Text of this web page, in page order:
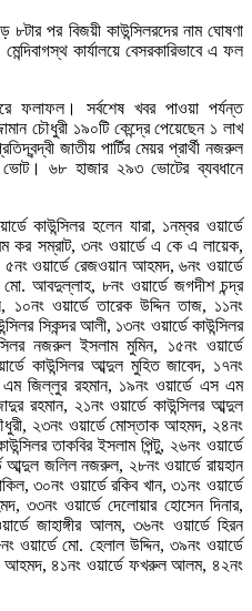
পর বিজয়ী কাউন্সিলরদের নাম ঘোষণা
কার্যালয়ে বেসরকারিভাবে এ ফল
ফলাফল। সর্বশেষ খবর পাওয়া পর্যন্ত
চৌধুরী ১৯০টি কেন্দ্রে পেয়েছেন ১ লাখ
জাতীয় পার্টির মেয়র প্রার্থী নজরুল
৬৮ হাজার ২৯৩ ভোটের ব্যবধানে
কাউন্সিলর হলেন যারা, ১নম্বর ওয়ার্ডে
কর সম্রাট, ৩নং ওয়ার্ডে এ কে এ লায়েক,
ওয়ার্ডে রেজওয়ান আহমদ, ৬নং ওয়ার্ডে
মো. আবদুল্লাহ, ৮নং ওয়ার্ডে জগদীশ চন্দ্র
১০নং ওয়ার্ডে তারেক উদ্দিন তাজ, ১১নং
সিকন্দর আলী, ১৩নং ওয়ার্ডে কাউন্সিলর
নজরুল ইসলাম মুমিন, ১৫নং ওয়ার্ডে
কাউন্সিলর আব্দুল মুহিত জাবেদ, ১৭নং
এম জিল্লুর রহমান, ১৯নং ওয়ার্ডে এস এম
রহমান, ২১নং ওয়ার্ডে কাউন্সিলর আব্দুল
২৩নং ওয়ার্ডে মোস্তাক আহমদ, ২৪নং
তাকবির ইসলাম পিন্টু, ২৬নং ওয়ার্ডে
আব্দুল জলিল নজরুল, ২৮নং ওয়ার্ডে রায়হান
৩০নং ওয়ার্ডে রকিব খান, ৩১নং ওয়ার্ডে
৩৩নং ওয়ার্ডে দেলোয়ার হোসেন দিনার,
জাহাঙ্গীর আলম, ৩৬নং ওয়ার্ডে হিরন
ওয়ার্ডে মো. হেলাল উদ্দিন, ৩৯নং ওয়ার্ডে
আহমদ, ৪১নং ওয়ার্ডে ফখরুল আলম, ৪২নং